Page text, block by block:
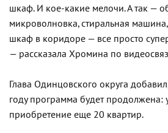
шкаф. И кое-какие мелочи. А так —
микроволновка, стиральная
шкаф в коридоре — все просто
— рассказала Хромина по
Глава Одинцовского округа
году программа будет продолжена:
приобретение еще 20 квартир.